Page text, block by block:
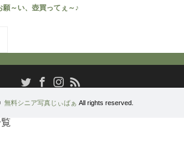
願～い、壺買ってぇ～♪
TwitterFacebookInstagram
RSS
無料シニア写真じぃばぁ All rights reserved.